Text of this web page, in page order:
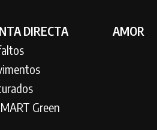
DIRECTA
Green
AMOR